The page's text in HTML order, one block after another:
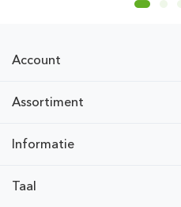
Account
Assortiment
Informatie
Taal